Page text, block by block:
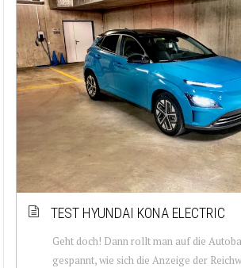
TEST HYUNDAI KONA ELECTRIC
Geht doch! Dann rollt man auf die
gespannt, wie sich die Anzeige der